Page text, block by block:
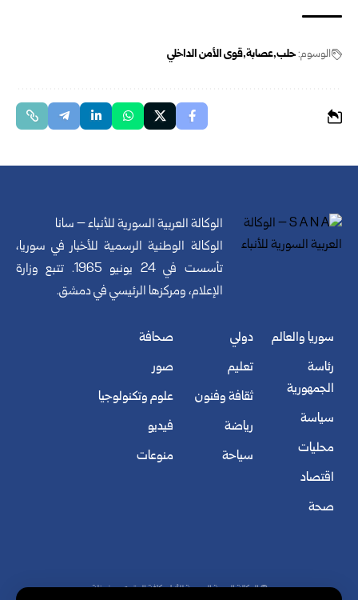
الوسوم:حلب عصابة قوى الأمن الداخلي
الوكالة العربية السورية للأنباء – سانا
الوكالة الوطنية الرسمية للأخبار في سوريا،
تأسست في 24 يونيو 1965. تتبع وزارة
الإعلام، ومركزها الرئيسي في دمشق.
سوريا والعالم
رئاسة
الجمهورية
سياسة
محليات
اقتصاد
صحة
دولي
تعليم
ثقافة وفنون
رياضة
سياحة
صحافة
صور
علوم وتكنولوجيا
فيديو
منوعات
© الوكالة العربية السورية للأنباء. كافة الحقوق محفوظة.